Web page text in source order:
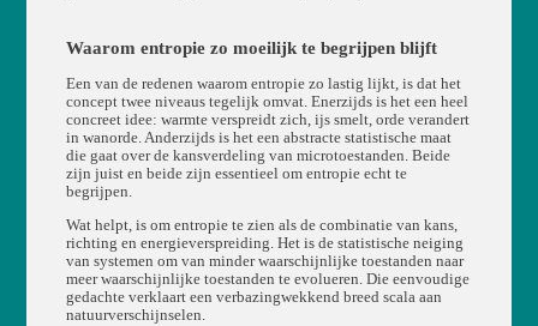
Waarom entropie zo moeilijk te begrijpen blijft
Een van de redenen waarom entropie zo lastig lijkt, is dat het
concept twee niveaus tegelijk omvat. Enerzijds is het een heel
concreet idee: warmte verspreidt zich, ijs smelt, orde verandert
in wanorde. Anderzijds is het een abstracte statistische maat
die gaat over de kansverdeling van microtoestanden. Beide
zijn juist en beide zijn essentieel om entropie echt te
begrijpen.
Wat helpt, is om entropie te zien als de combinatie van kans,
richting en energieverspreiding. Het is de statistische neiging
van systemen om van minder waarschijnlijke toestanden naar
meer waarschijnlijke toestanden te evolueren. Die eenvoudige
gedachte verklaart een verbazingwekkend breed scala aan
natuurverschijnselen.